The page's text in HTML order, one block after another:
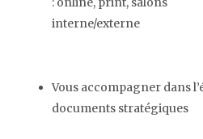
interne/externe
Vous accompagner dans
documents stratégiques